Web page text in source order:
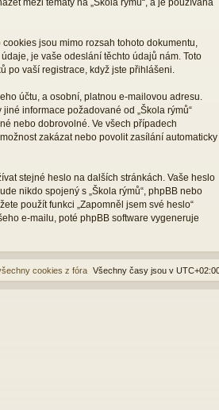
jsou mimo rozsah tohoto dokumentu,
je vaše odeslání těchto údajů nám. Toto
po vaší registrace, když jste přihlášeni.
účtu, a osobní, platnou e-mailovou adresu.
informace požadované od „Škola rýmů“
nebo dobrovolné. Ve všech případech
zakázat nebo povolit zasílání automaticky
stejné heslo na dalších stránkách. Vaše heslo
nikdo spojený s „Škola rýmů“, phpBB nebo
použít funkci „Zapomněl jsem své heslo“
e-mailu, poté phpBB software vygeneruje
Všechny časy jsou v
cookies z fóra